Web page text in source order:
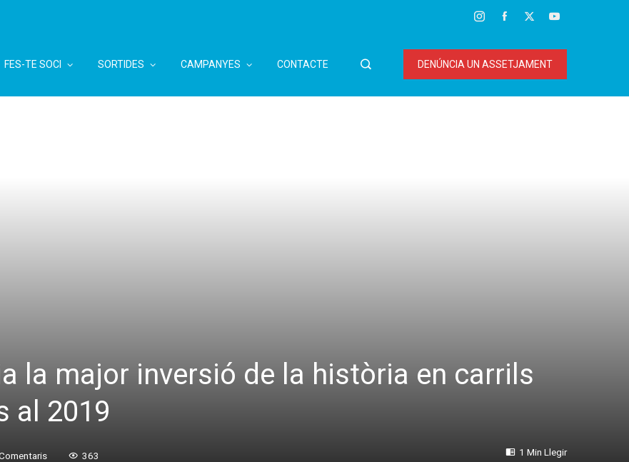
FES-TE SOCI SORTIDES CAMPANYES CONTACTE DENÚNCIA UN ASSETJAMENT
la major inversió de la història en carrils
al 2019
363 1 Min Llegir